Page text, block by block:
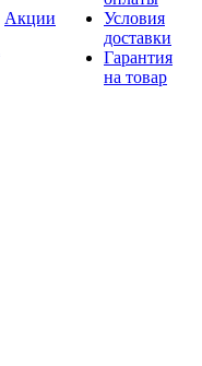
Акции
Условия
доставки
Гарантия
на товар